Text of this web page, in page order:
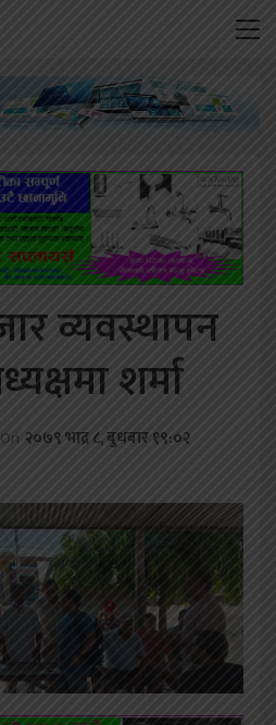
व्यवस्थापन
शर्मा
On २०७९ भाद्र ८, बुधबार १९:०२